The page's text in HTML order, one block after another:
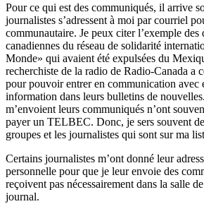
Pour ce qui est des communiqués, il arrive
journalistes s’adressent à moi par courriel
communautaire. Je peux citer l’exemple des
canadiennes du réseau de solidarité
Monde» qui avaient été expulsées du
recherchiste de la radio de Radio-Canada a
pour pouvoir entrer en communication avec
information dans leurs bulletins de
m’envoient leurs communiqués n’ont
payer un TELBEC. Donc, je sers souvent
groupes et les journalistes qui sont sur ma
Certains journalistes m’ont donné leur
personnelle pour que je leur envoie des
reçoivent pas nécessairement dans la salle
journal.